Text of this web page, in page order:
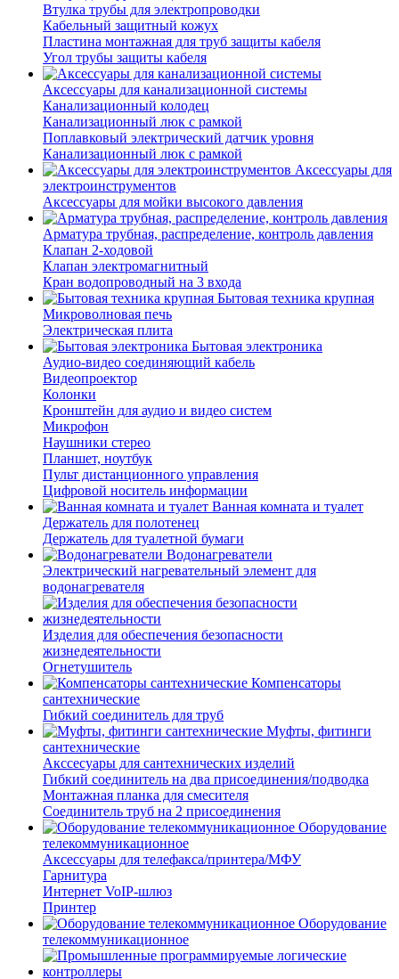
Втулка трубы для электропроводки
Кабельный защитный кожух
Пластина монтажная для труб защиты кабеля
Угол трубы защиты кабеля
Аксессуары для канализационной системы
Канализационный колодец
Канализационный люк с рамкой
Поплавковый электрический датчик уровня
Канализационный люк с рамкой
Аксессуары для
электроинструментов
Аксессуары для мойки высокого давления
Арматура трубная, распределение, контроль давления
Клапан 2-ходовой
Клапан электромагнитный
Кран водопроводный на 3 входа
Бытовая техника крупная
Микроволновая печь
Электрическая плита
Бытовая электроника
Аудио-видео соединяющий кабель
Видеопроектор
Колонки
Кронштейн для аудио и видео систем
Микрофон
Наушники стерео
Планшет, ноутбук
Пульт дистанционного управления
Цифровой носитель информации
Ванная комната и туалет
Держатель для полотенец
Держатель для туалетной бумаги
Водонагреватели
Электрический нагревательный элемент для
водонагревателя
Изделия для обеспечения безопасности
жизнедеятельности
Огнетушитель
Компенсаторы
сантехнические
Гибкий соединитель для труб
Муфты, фитинги
сантехнические
Акссесуары для сантехнических изделий
Гибкий соединитель на два присоединения/подводка
Монтажная планка для смесителя
Соединитель труб на 2 присоединения
Оборудование
телекоммуникационное
Аксессуары для телефакса/принтера/МФУ
Гарнитура
Интернет VoIP-шлюз
Принтер
Оборудование
телекоммуникационное